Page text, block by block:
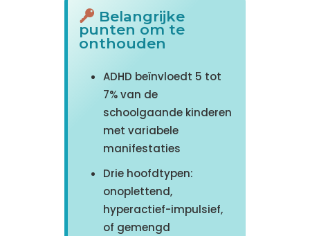
Belangrijke
punten om te
onthouden
ADHD beïnvloedt 5 tot
7% van de
schoolgaande kinderen
met variabele
manifestaties
Drie hoofdtypen:
onoplettend,
hyperactief-impulsief,
of gemengd